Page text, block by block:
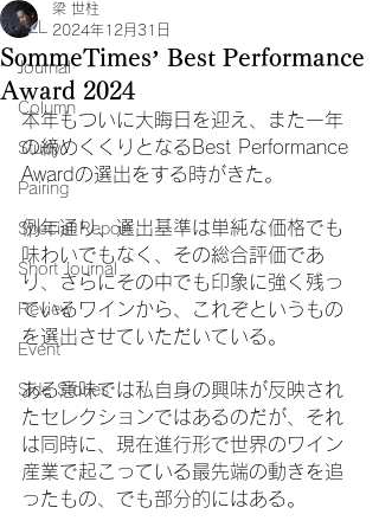
ALL
Journal
Column
Study
Pairing
Special Report
Short Journal
Review
Event
Side Stories
SommeTimes’ Best Performance
Award 2024
梁 世柱
2024年12月31日
本年もついに大晦日を迎え、また一年
の締めくくりとなるBest Performance
Awardの選出をする時がきた。
例年通り、選出基準は単純な価格でも
味わいでもなく、その総合評価であ
り、さらにその中でも印象に強く残っ
ているワインから、これぞというもの
を選出させていただいている。
ある意味では私自身の興味が反映され
たセレクションではあるのだが、それ
は同時に、現在進行形で世界のワイン
産業で起こっている最先端の動きを追
ったもの、でも部分的にはある。